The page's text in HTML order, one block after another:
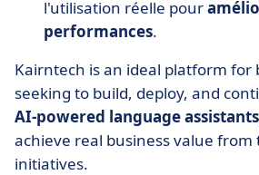
l'utilisation réelle pour
performances.
Kairntech is an ideal platform for
seeking to build, deploy, and
AI-powered language assistants
achieve real business value from
initiatives.